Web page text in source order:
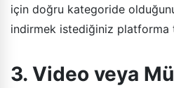
için doğru kategoride
indirmek istediğiniz platforma
3. Video veya